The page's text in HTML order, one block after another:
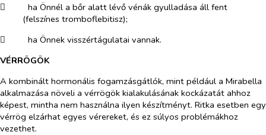
​
ha Önnél a bőr alatt lévő vénák gyulladása áll fent
(felszínes tromboflebitisz);
​
ha Önnek visszértágulatai vannak.
VÉRRÖGÖK
A kombinált hormonális fogamzásgátlók, mint például a Mirabella
alkalmazása növeli a vérrögök kialakulásának kockázatát ahhoz
képest, mintha nem használna ilyen készítményt. Ritka esetben egy
vérrög elzárhat egyes vérereket, és ez súlyos problémákhoz
vezethet.